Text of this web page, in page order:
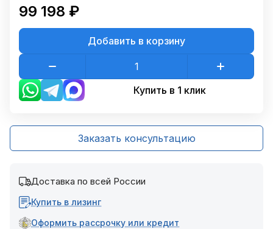
99 198 ₽
Добавить в корзину
Купить в 1 клик
Заказать консультацию
Доставка по всей России
Купить в лизинг
Оформить рассрочку или кредит